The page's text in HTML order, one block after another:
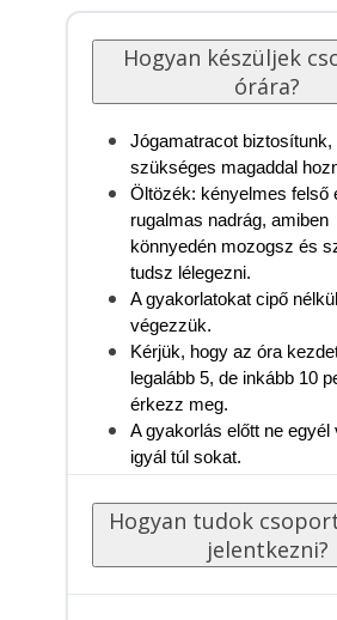
Hogyan készüljek
órára?
Jógamatracot biztosítunk,
szükséges magaddal
Öltözék: kényelmes felső
rugalmas nadrág, amiben
könnyedén mozogsz és
tudsz lélegezni.
A gyakorlatokat cipő nélkül
végezzük.
Kérjük, hogy az óra
legalább 5, de inkább 10
érkezz meg.
A gyakorlás előtt ne egyél
igyál túl sokat.
Hogyan tudok
jelentkezni?